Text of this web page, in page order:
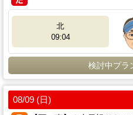
北
09:04
検討中プラ
08/09 (日)